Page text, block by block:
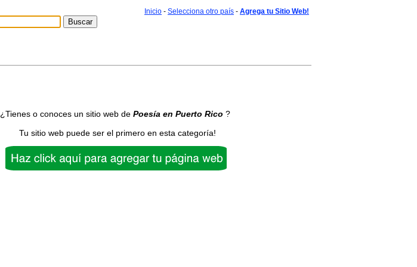
Inicio - Selecciona otro país - Agrega tu Sitio Web!
¿Tienes o conoces un sitio web de Poesía en Puerto Rico ?
Tu sitio web puede ser el primero en esta categoría!